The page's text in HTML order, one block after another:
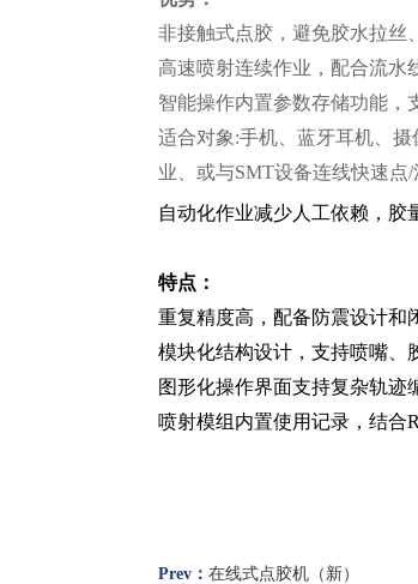
非接触式点胶，避免胶水拉丝
高速喷射连续作业，配合流水
智能操作内置参数存储功能，
适合对象:手机、蓝牙耳机、
业、或与SMT设备连线快速点
自动化作业减少人工依赖，胶
特点：
重复精度高，配备防震设计和
模块化结构设计，支持喷嘴、
图形化操作界面支持复杂轨迹
喷射模组内置使用记录，结合
Prev： 在线式点胶机（新）